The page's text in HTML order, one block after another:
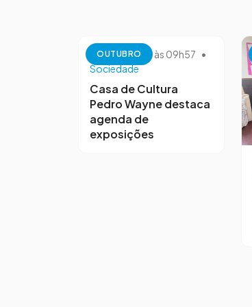
OUTUBRO
13 de outubro às 09h57 •
Sociedade
Casa de Cultura
Pedro Wayne destaca
agenda de
exposições